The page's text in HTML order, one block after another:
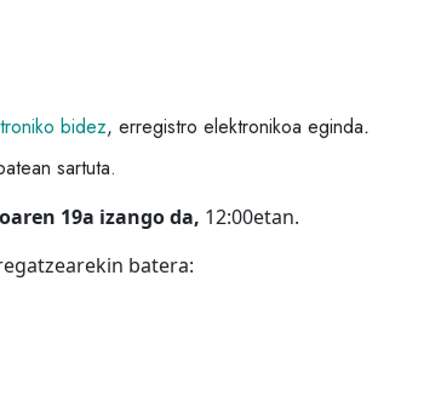
bidez, erregistro elektronikoa eginda.
sartuta.
19a izango da, 12:00etan.
batera: